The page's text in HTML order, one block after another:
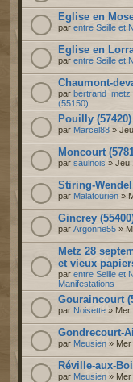
Eglise en
par entre Seille et
Eglise en
par entre Seille et
Chaumont-
par bertrand_metz
(55150)
Pouilly
par Marcel88 »
Moncourt
par saulnois » Jeu
Stiring-
par Malatourien »
Gincrey
par Argonne55 »
Metz 28
et vieux
par entre Seille et
Manifestations
Gouraincourt
par Noisette » Mer
Gondrecourt-
par Meusien » Mer
Réville-aux-
par Meusien » Mer